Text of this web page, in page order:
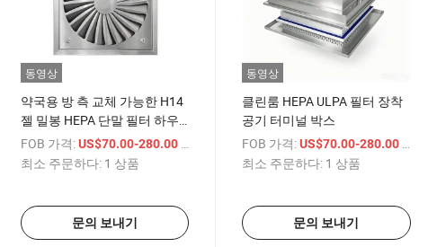
동영상
약국용 방 측 교체 가능한 H14
젤 밀봉 HEPA 단말 필터 하우
징
FOB 가격:US$70.00-280.00 / 상품
최소 주문하다: 1 상품
문의 보내기
동영상
클린룸 HEPA ULPA 필터 장착
공기 터미널 박스
FOB 가격: US$70.00-280.00 / 상품
최소 주문하다: 1 상품
문의 보내기